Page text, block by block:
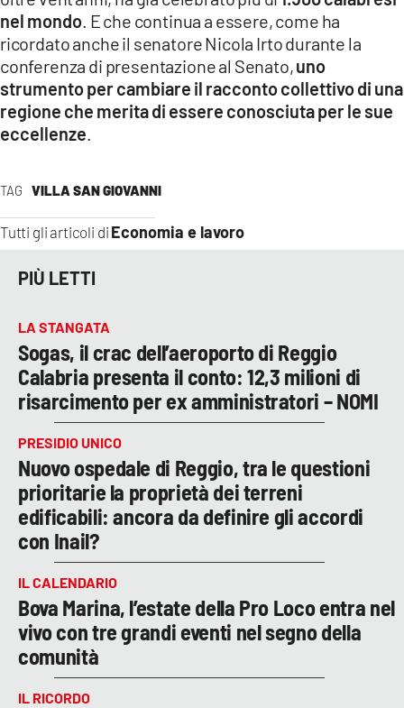
TAG VILLA SAN GIOVANNI
Tutti gli articoli di Economia e lavoro
nel mondo . E che continua a essere, come ha
ricordato anche il senatore Nicola Irto durante la
conferenza di presentazione al Senato,uno
strumento per cambiare il racconto collettivo di una
regione che merita di essere conosciuta per le sue
eccellenze
PIÙ LETTI
LA STANGATA
Sogas, il crac dell’aeroporto di Reggio
Calabria presenta il conto: 12,3 milioni di
risarcimento per ex amministratori – NOMI
PRESIDIO UNICO
Nuovo ospedale di Reggio, tra le questioni
prioritarie la proprietà dei terreni
edificabili: ancora da definire gli accordi
con Inail?
IL CALENDARIO
Bova Marina, l’estate della Pro Loco entra nel
vivo con tre grandi eventi nel segno della
comunità
IL RICORDO